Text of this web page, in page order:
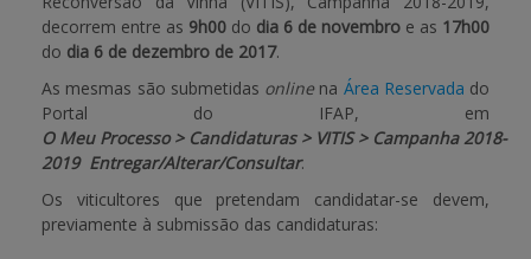
APOIO AO BENEFICIÁRIO
Entrar / Registar
decorrem entre as 9h00 do dia 6 de novembro e as 17h00
do dia 6 de dezembro de 2017.
As mesmas são submetidas onlinena Área Reservada do
Portal do IFAP, em
O Meu Processo > Candidaturas > VITIS > Campanha 2018-
2019 Entregar/Alterar/Consultar.
Os viticultores que pretendam candidatar-se devem,
previamente à submissão das candidaturas: